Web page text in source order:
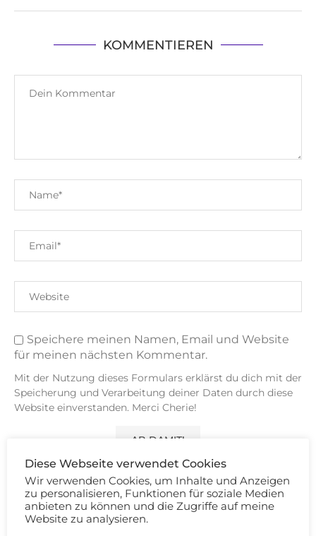
KOMMENTIEREN
Speichere meinen Namen, Email und Website
für meinen nächsten Kommentar.
Mit der Nutzung dieses Formulars erklärst du dich mit der
Speicherung und Verarbeitung deiner Daten durch diese
Website einverstanden. Merci Cherie!
38 KOMMENTARE
Diese Webseite verwendet Cookies
Wir verwenden Cookies, um Inhalte und Anzeigen
zu personalisieren, Funktionen für soziale Medien
anbieten zu können und die Zugriffe auf meine
Website zu analysieren.